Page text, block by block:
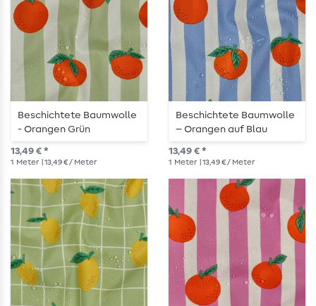
Beschichtete Baumwolle
- Orangen Grün
13,49 € *
1 Meter | 13,49 € / Meter
Beschichtete Baumwolle
– Orangen auf Blau
13,49 € *
1 Meter | 13,49 € / Meter